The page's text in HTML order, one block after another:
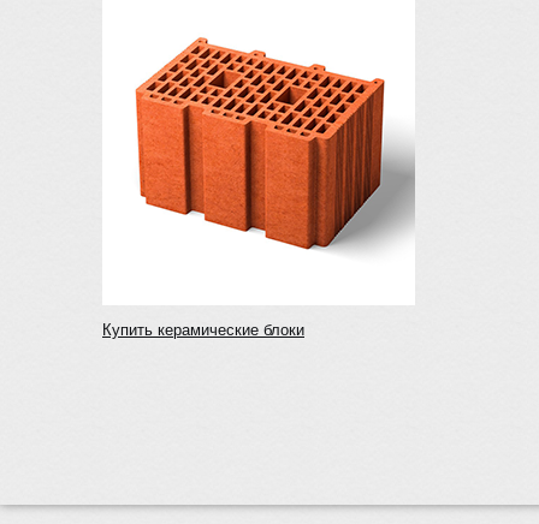
Купить керамические блоки